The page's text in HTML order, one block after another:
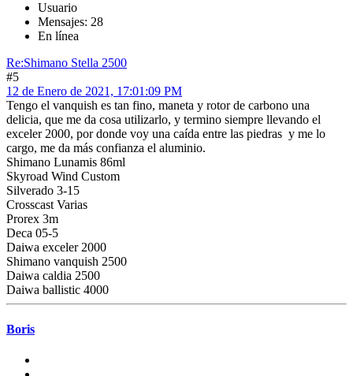
Usuario
Mensajes: 28
En línea
Re:Shimano Stella 2500
#5
12 de Enero de 2021, 17:01:09 PM
Tengo el vanquish es tan fino, maneta y rotor de carbono una
delicia, que me da cosa utilizarlo, y termino siempre llevando el
exceler 2000, por donde voy una caída entre las piedras y me lo
cargo, me da más confianza el aluminio.
Shimano Lunamis 86ml
Skyroad Wind Custom
Silverado 3-15
Crosscast Varias
Prorex 3m
Deca 05-5
Daiwa exceler 2000
Shimano vanquish 2500
Daiwa caldia 2500
Daiwa ballistic 4000
Boris